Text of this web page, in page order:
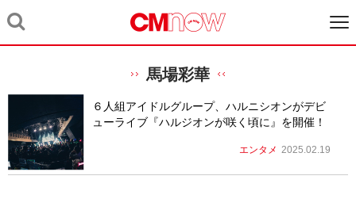
馬場彩華
６人組アイドルグループ、ハルニシオンがデビ
ューライブ『ハルジオンが咲く頃に』を開催！
エンタメ 2025.02.19